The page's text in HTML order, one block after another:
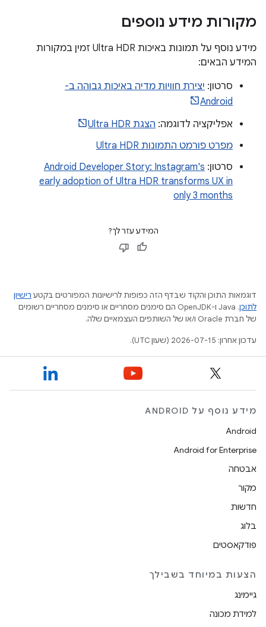
מקורות מידע נוספים
מידע נוסף על תמונות באיכות Ultra HDR זמין במקורות
המידע הבאים:
סרטון: יצירת חוויות מדיה באיכות גבוהה ב-
Android
אפליקציה לדוגמה: הצגת Ultra HDR
מפרט פורמט התמונות Ultra HDR
סרטון: Android Developer Story: Instagram's
early adoption of Ultra HDR transforms UX in
only 3 months
המידע עזר לך?
דוגמאות התוכן והקוד שבדף הזה כפופות לרישיונות המפורטים בקטע רישיון
לתוכן
.‏ Java ו-OpenJDK הם סימנים מסחריים או סימנים מסחריים רשומים
של חברת Oracle ו/או של השותפים העצמאיים שלה.
עדכון אחרון: 2026-07-15 (שעון UTC).
מידע נוסף על ANDROID
Android
Android for Enterprise
אבטחה
מקור
חדשות
בלוג
פודקאסטים
הצעות במיוחד בשבילך
גיימינג
למידת מכונה